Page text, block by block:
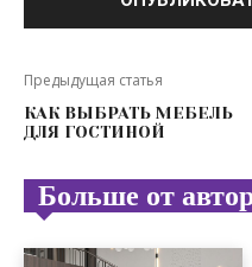
Предыдущая статья
КАК ВЫБРАТЬ МЕБЕЛЬ
ДЛЯ ГОСТИНОЙ
Больше от